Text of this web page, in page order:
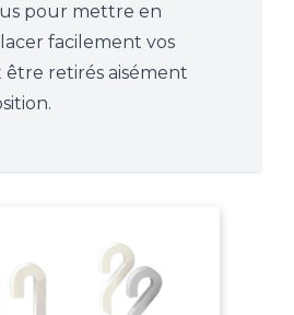
pour mettre en
facilement vos
retirés aisément